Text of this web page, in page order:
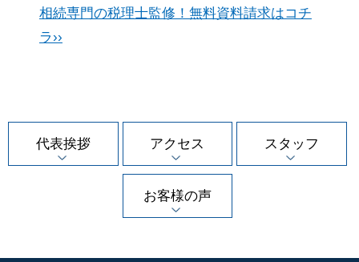
相続専門の税理士監修！無料資料請求はコチ
ラ››
代表挨拶 アクセス スタッフ
お客様の声